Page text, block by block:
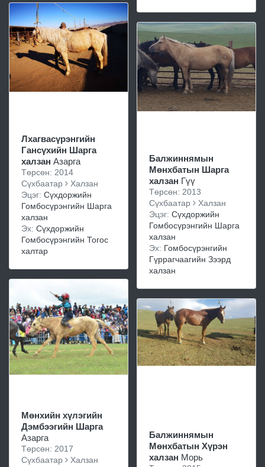
Лхагвасүрэнгийн
Гансүхийн Шарга
халзан Азарга
Төрсөн: 2014
Сүхбаатар
Халзан
Эцэг: Сүхдоржийн
Гомбосүрэнгийн Шарга
халзан
Эх: Сүхдоржийн
Гомбосүрэнгийн Тогос
халтар
Мөнхийн хүлэгийн
Дэмбээгийн Шарга
Азарга
Төрсөн: 2017
Сүхбаатар
Халзан
Балжиннямын
Мөнхбатын Шарга
халзан Гүү
Төрсөн: 2013
Сүхбаатар
Халзан
Эцэг: Сүхдоржийн
Гомбосүрэнгийн Шарга
халзан
Эх: Гомбосүрэнгийн
Гүррагчаагийн Зээрд
халзан
Балжиннямын
Мөнхбатын Хүрэн
халзан Морь